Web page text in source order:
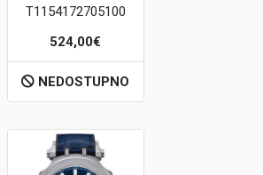
T1154172705100
524,00€
NEDOSTUPNO